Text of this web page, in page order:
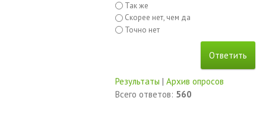
Так же
Скорее нет, чем да
Точно нет
Результаты | Архив опросов
Всего ответов: 560